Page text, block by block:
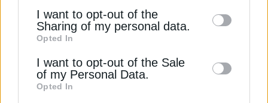
information by third parties on the IAB’s list
of downstream participants. This
information may also be disclosed by us to
third parties on theIAB’s List of
Downstream Participants
I want to opt-out of the
Sharing of my personal data.
Opted In
I want to opt-out of the Sale
of my Personal Data.
Opted In
ύψος των περιστάσεων για ακόμα μία φορά»
ανέφερε.
«Τον Φεβρουάριο υπογράψαμε μία συμφωνία για
συμφωνία κατασκευής πλοίων μεταξύ Ελλάδας
και Νότιας Κορέας, ώστε να υπάρξει